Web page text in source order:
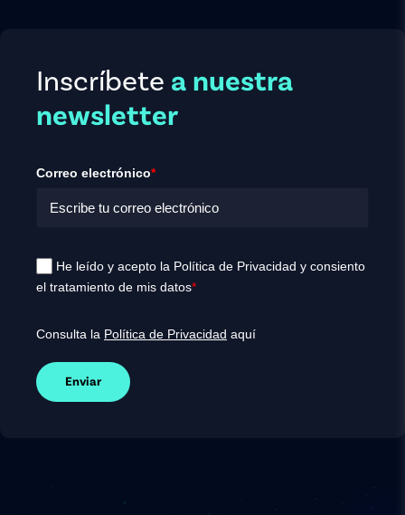
Inscríbete a nuestra
newsletter
Correo electrónico*
He leído y acepto la Política de Privacidad y consiento
el tratamiento de mis datos*
Consulta la Política de Privacidad aquí
Enviar